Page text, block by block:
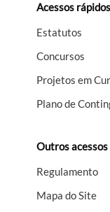
Acessos rápidos
Estatutos
Concursos
Projetos em
Plano de
Outros acessos
Regulamento
Mapa do Site